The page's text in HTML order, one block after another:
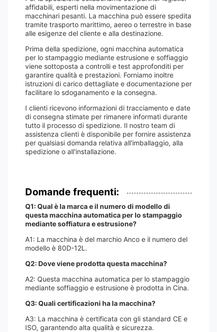
affidabili, esperti nella movimentazione di
macchinari pesanti. La macchina può essere spedita
tramite trasporto marittimo, aereo o terrestre in base
alle esigenze del cliente e alla destinazione.
Prima della spedizione, ogni macchina automatica
per lo stampaggio mediante estrusione e soffiaggio
viene sottoposta a controlli e test approfonditi per
garantire qualità e prestazioni. Forniamo inoltre
istruzioni di carico dettagliate e documentazione per
facilitare lo sdoganamento e la consegna.
I clienti ricevono informazioni di tracciamento e date
di consegna stimate per rimanere informati durante
tutto il processo di spedizione. Il nostro team di
assistenza clienti è disponibile per fornire assistenza
per qualsiasi domanda relativa all'imballaggio, alla
spedizione o all'installazione.
Domande frequenti:
Q1: Qual è la marca e il numero di modello di
questa macchina automatica per lo stampaggio
mediante soffiatura e estrusione?
A1: La macchina è del marchio Anco e il numero del
modello è 80D-12L.
Q2: Dove viene prodotta questa macchina?
A2: Questa macchina automatica per lo stampaggio
mediante soffiaggio e estrusione è prodotta in Cina.
Q3: Quali certificazioni ha la macchina?
A3: La macchina è certificata con gli standard CE e
ISO, garantendo alta qualità e sicurezza.